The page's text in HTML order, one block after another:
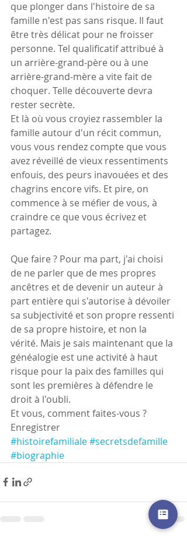
que plonger dans l'histoire de sa
famille n'est pas sans risque. Il faut
être très délicat pour ne froisser
personne. Tel qualificatif attribué à
un arrière-grand-père ou à une
arrière-grand-mère a vite fait de
choquer. Telle découverte devra
rester secrète.
Et là où vous croyiez rassembler la
famille autour d'un récit commun,
vous vous rendez compte que vous
avez réveillé de vieux ressentiments
enfouis, des peurs inavouées et des
chagrins encore vifs. Et pire, on
commence à se méfier de vous, à
craindre ce que vous écrivez et
partagez.
Que faire ? Pour ma part, j'ai choisi
de ne parler que de mes propres
ancêtres et de devenir un auteur à
part entière qui s'autorise à dévoiler
sa subjectivité et son propre ressenti
de sa propre histoire, et non la
vérité. Mais je sais maintenant que la
généalogie est une activité à haut
risque pour la paix des familles qui
sont les premières à défendre le
droit à l'oubli.
Et vous, comment faites-vous ?
Enregistrer
#histoirefamiliale#secretsdefamille
#biographie